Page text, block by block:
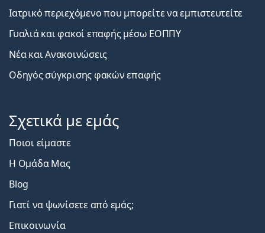
Ιατρικό περιεχόμενο που μπορείτε να εμπιστευτείτε
Γυαλιά και φακοί επαφής μέσω ΕΟΠΠΥ
Νέα και Ανακοινώσεις
Οδηγός σύγκρισης φακών επαφής
Σχετικά με εμάς
Ποιοι είμαστε
Η Ομάδα Μας
Blog
Γιατί να ψωνίσετε από εμάς;
Επικοινωνία